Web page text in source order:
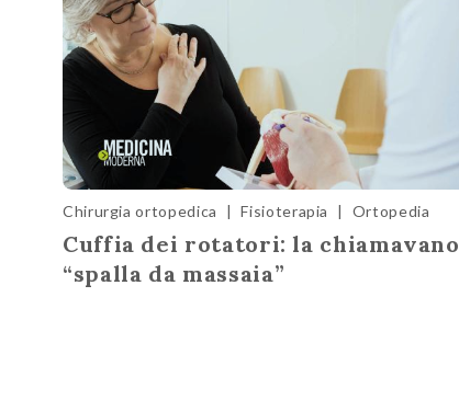
Chirurgia ortopedica | Fisioterapia | Ortopedia
Cuffia dei rotatori: la chiamavano
“spalla da massaia”